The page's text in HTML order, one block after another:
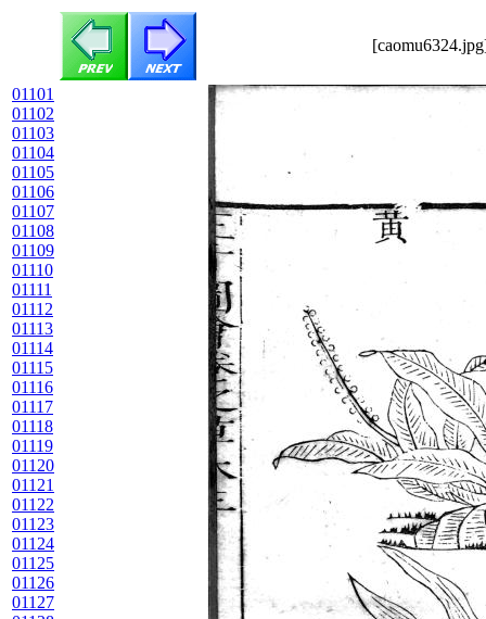
01101
01102
01103
01104
01105
01106
01107
01108
01109
01110
01111
01112
01113
01114
01115
01116
01117
01118
01119
01120
01121
01122
01123
01124
01125
01126
01127